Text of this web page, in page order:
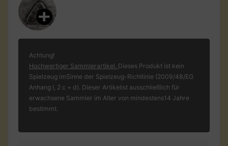
Achtung!
Hochwertiger Sammlerartikel. Dieses Produkt ist kein
Spielzeug imSinne der Spielzeug-Richtlinie (2009/48/EG
Anhang I, 2 c + d). Dieser Artikelist ausschließlich für
erwachsene Sammler im Alter von mindestens14 Jahre
bestimmt.